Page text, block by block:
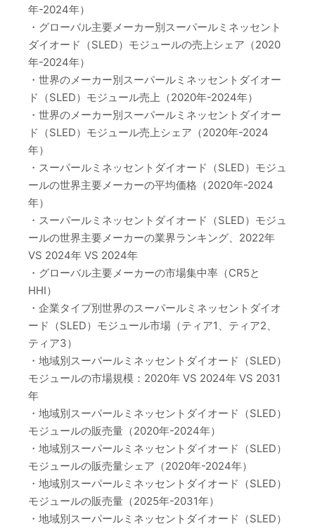
年-2024年）
・グローバル主要メーカー別スーパールミネッセント
ダイオード（SLED）モジュールの売上シェア（2020
年-2024年）
・世界のメーカー別スーパールミネッセントダイオー
ド（SLED）モジュール売上（2020年-2024年）
・世界のメーカー別スーパールミネッセントダイオー
ド（SLED）モジュール売上シェア（2020年-2024
年）
・スーパールミネッセントダイオード（SLED）モジュ
ールの世界主要メーカーの平均価格（2020年-2024
年）
・スーパールミネッセントダイオード（SLED）モジュ
ールの世界主要メーカーの業界ランキング、2022年
VS 2024年 VS 2024年
・グローバル主要メーカーの市場集中率（CR5と
HHI）
・企業タイプ別世界のスーパールミネッセントダイオ
ード（SLED）モジュール市場（ティア1、ティア2、
ティア3）
・地域別スーパールミネッセントダイオード（SLED）
モジュールの市場規模：2020年 VS 2024年 VS 2031
年
・地域別スーパールミネッセントダイオード（SLED）
モジュールの販売量（2020年-2024年）
・地域別スーパールミネッセントダイオード（SLED）
モジュールの販売量シェア（2020年-2024年）
・地域別スーパールミネッセントダイオード（SLED）
モジュールの販売量（2025年-2031年）
・地域別スーパールミネッセントダイオード（SLED）